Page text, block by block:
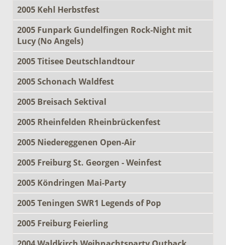
2005 Kehl Herbstfest
2005 Funpark Gundelfingen Rock-Night mit
Lucy (No Angels)
2005 Titisee Deutschlandtour
2005 Schonach Waldfest
2005 Breisach Sektival
2005 Rheinfelden Rheinbrückenfest
2005 Niedereggenen Open-Air
2005 Freiburg St. Georgen - Weinfest
2005 Köndringen Mai-Party
2005 Teningen SWR1 Legends of Pop
2005 Freiburg Feierling